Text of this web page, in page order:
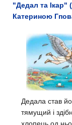
"Дедал та Ікар"
Катериною
Дедала став
тямущий і
хлопець од